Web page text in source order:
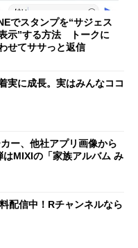
でスタンプを“サジェス
示”する方法 トークに
せてササっと返信
実に成長。実はみんなココ
ー、他社アプリ画像から
MIXIの「家族アルバム み
配信中！Rチャンネルなら